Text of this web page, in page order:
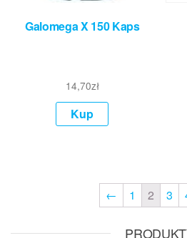
Galomega X 150 Kaps
14,70zł
Kup
← 1 2 3